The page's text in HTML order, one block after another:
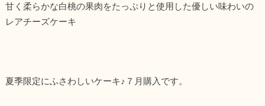
甘く柔らかな白桃の果肉をたっぷりと使用した優しい味わいの
レアチーズケーキ
夏季限定にふさわしいケーキ♪７月購入です。